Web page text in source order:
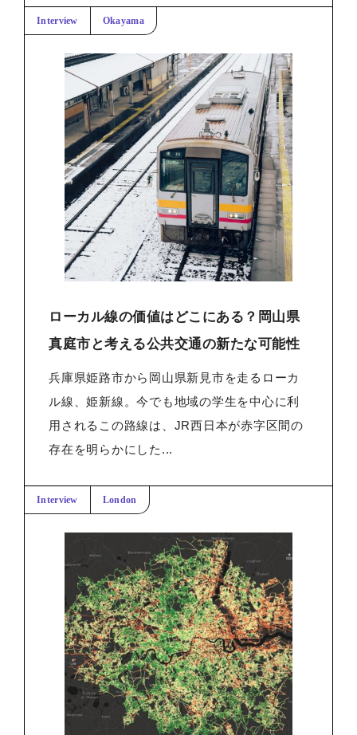
Interview Okayama
ローカル線の価値はどこにある？岡山県
真庭市と考える公共交通の新たな可能性
兵庫県姫路市から岡山県新見市を走るローカ
ル線、姫新線。今でも地域の学生を中心に利
用されるこの路線は、JR西日本が赤字区間の
存在を明らかにした...
Interview London